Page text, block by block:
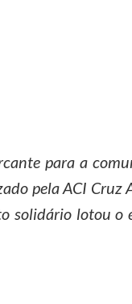
para a
pela ACI Cruz
solidário lotou o